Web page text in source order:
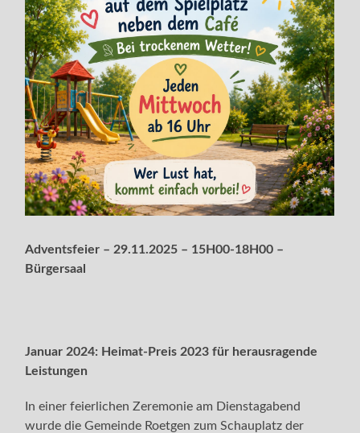
Adventsfeier – 29.11.2025 – 15H00-18H00 –
Bürgersaal
Januar 2024: Heimat-Preis 2023 für herausragende
Leistungen
In einer feierlichen Zeremonie am Dienstagabend
wurde die Gemeinde Roetgen zum Schauplatz der